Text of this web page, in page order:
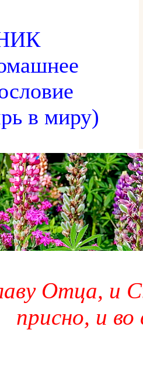
в миру)
Отца, и
присно, и во